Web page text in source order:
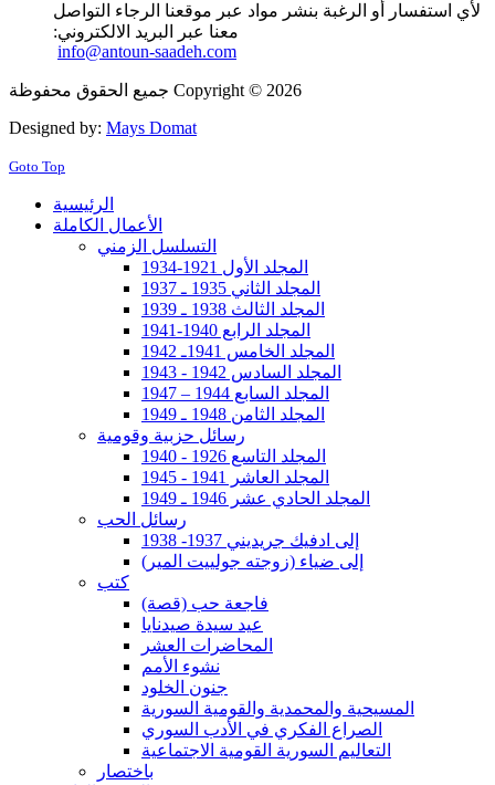
لأي استفسار أو الرغبة بنشر مواد عبر موقعنا الرجاء التواصل
معنا عبر البريد الالكتروني:
info@antoun-saadeh.com
جميع الحقوق محفوظة Copyright © 2026
Designed by: Mays Domat
Goto Top
الرئيسية
الأعمال الكاملة
التسلسل الزمني
المجلد الأول 1921-1934
المجلد الثاني 1935 ـ 1937
المجلد الثالث 1938 ـ 1939
المجلد الرابع 1940-1941
المجلد الخامس 1941ـ 1942
المجلد السادس 1942 - 1943
المجلد السابع 1944 – 1947
المجلد الثامن 1948 ـ 1949
رسائل حزبية وقومية
المجلد التاسع 1926 - 1940
المجلد العاشر 1941 - 1945
المجلد الحادي عشر 1946 ـ 1949
رسائل الحب
إلى ادفيك جريديني 1937- 1938
إلى ضياء (زوجته جولييت المير)
كتب
فاجعة حب (قصة)
عيد سيدة صيدنايا
المحاضرات العشر
نشوء الأمم
جنون الخلود
المسيحية والمحمدية والقومية السورية
الصراع الفكري في الأدب السوري
التعاليم السورية القومية الاجتماعية
باختصار